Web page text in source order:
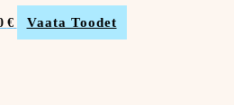
€ Vaata Toodet